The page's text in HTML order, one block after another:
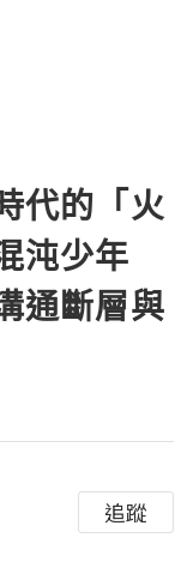
代的「火
沌少年
通斷層與
追蹤